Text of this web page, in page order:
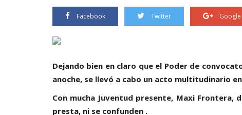
Facebook Twitter Google
Dejando bien en claro que el Poder de
anoche, se llevó a cabo un acto multitudinario en
Con mucha Juventud presente, Maxi Frontera,
presta, ni se confunden .